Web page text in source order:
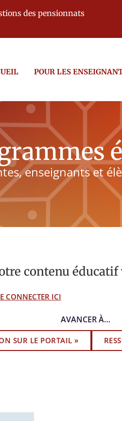
des pensionnats
POUR LES
enseignants et
contenu
CONNECTER ICI
AVANCER À…
SUR LE PORTAIL »